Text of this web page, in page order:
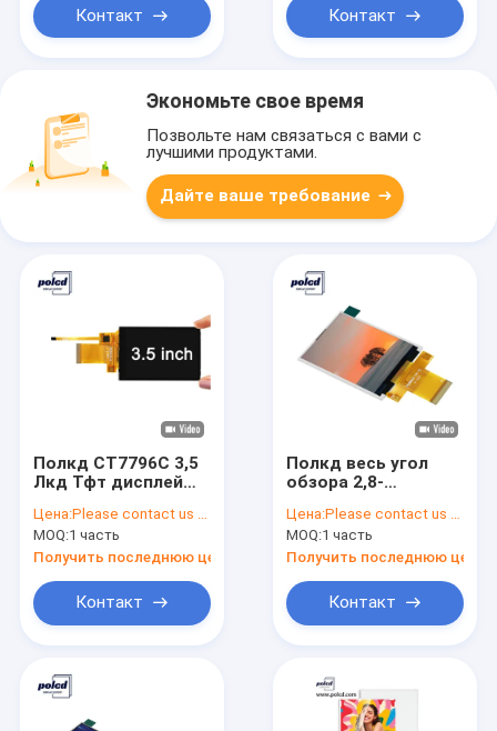
Контакт Контакт
Экономьте свое время
Позвольте нам связаться с вами с
лучшими продуктами.
Дайте ваше требование
Полкд СТ7796С 3,5
Лкд Тфт дисплей
Лкд для
медицинского
применения
Цена:Please contact us for latest price
MOQ:1 часть
Получить последнюю цену
Контакт
Полкд весь угол
обзора 2,8-
дисплей СТ7789В
Тфт изготовленные
на заказ дисплеи
ТФТ
Цена:Please contact us for latest price
MOQ:1 часть
Получить последнюю цену
Контакт